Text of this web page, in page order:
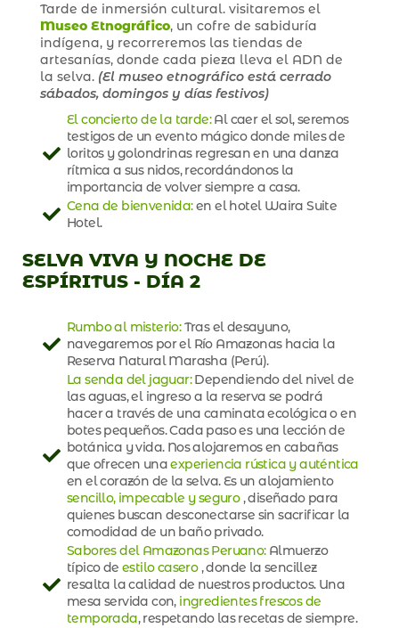
Tarde de inmersión cultural. visitaremos el
Museo Etnográfico, un cofre de sabiduría
indígena, y recorreremos las tiendas de
artesanías, donde cada pieza lleva el ADN de
la selva. (El museo etnográfico está cerrado
sábados, domingos y días festivos)
El concierto de la tarde:Al caer el sol, seremos
testigos de un evento mágico donde miles de
loritos y golondrinas regresan en una danza
rítmica a sus nidos, recordándonos la
importancia de volver siempre a casa.
Cena de bienvenida:en el hotel Waira Suite
Hotel.
SELVA VIVA Y NOCHE DE
ESPÍRITUS - DÍA 2
Rumbo al misterio:Tras el desayuno,
navegaremos por el Río Amazonas hacia la
Reserva Natural Marasha (Perú).
La senda del jaguar:Dependiendo del nivel de
las aguas, el ingreso a la reserva se podrá
hacer a través de una caminata ecológica o en
botes pequeños. Cada paso es una lección de
botánica y vida. Nos alojaremos en cabañas
que ofrecen unaexperiencia rústica y auténtica
en el corazón de la selva. Es un alojamiento
sencillo, impecable y seguro, diseñado para
quienes buscan desconectarse sin sacrificar la
comodidad de un baño privado.
Sabores del Amazonas Peruano:Almuerzo
típico deestilo casero, donde la sencillez
resalta la calidad de nuestros productos. Una
mesa servida con, ingredientes frescos de
temporada, respetando las recetas de siempre.